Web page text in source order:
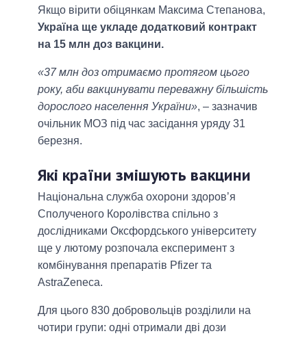
Якщо вірити обіцянкам Максима Степанова,
Україна ще укладе додатковий контракт
на 15 млн доз вакцини.
«37 млн доз отримаємо протягом цього
року, аби вакцинувати переважну більшість
дорослого населення України», ‒ зазначив
очільник МОЗ під час засідання уряду 31
березня.
Які країни змішують вакцини
Національна служба охорони здоровʼя
Сполученого Королівства спільно з
дослідниками Оксфордського університету
ще у лютому розпочала експеримент з
комбінування препаратів Pfizer та
AstraZeneca.
Для цього 830 добровольців розділили на
чотири групи: одні отримали дві дози